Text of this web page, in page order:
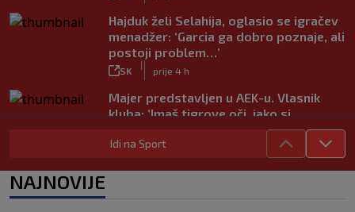
Hajduk želi Selahija, oglasio se igračev
menadžer: ‘Garcia ga dobro poznaje, ali
postoji problem…’
SK
|
prije 4 h
Majer predstavljen u AEK-u. Vlasnik
kluba: ‘Imaš tigrove oči, jako si
SK
|
prije 4 h
Bio je hit druge lige, a sada s Istrom
Idi na Sport
NAJNOVIJE